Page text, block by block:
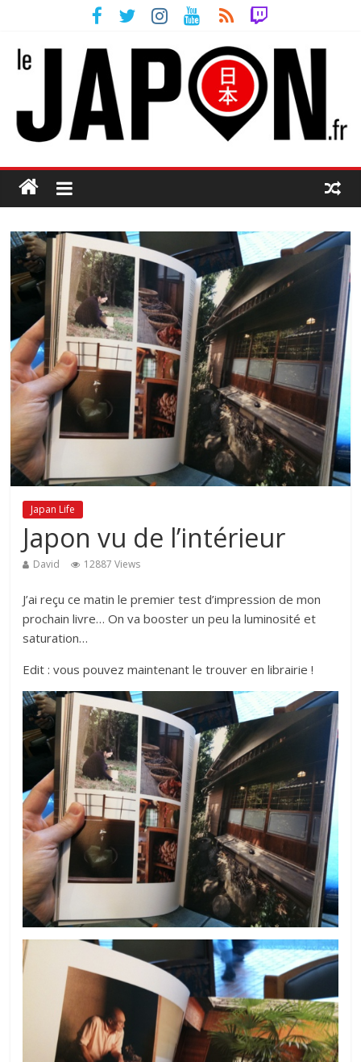
Japan Life
Japon vu de l’intérieur
David 12887 Views
J’ai reçu ce matin le premier test d’impression de mon
prochain livre… On va booster un peu la luminosité et
saturation…
Edit : vous pouvez maintenant le trouver en librairie !